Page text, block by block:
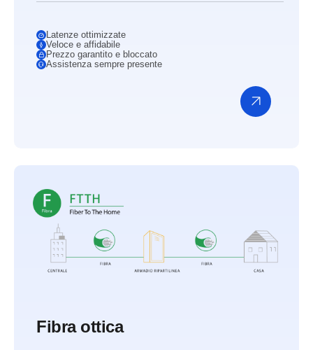
Latenze ottimizzate
Veloce e affidabile
Prezzo garantito e bloccato
Assistenza sempre presente
di
Fibra ottica